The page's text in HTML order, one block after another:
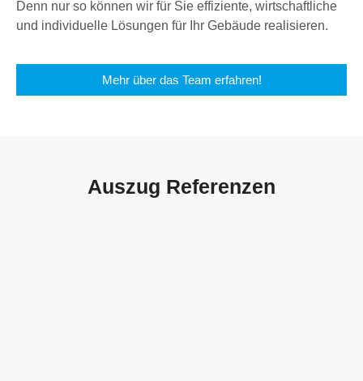
Denn nur so können wir für Sie effiziente, wirtschaftliche
und individuelle Lösungen für Ihr Gebäude realisieren.
Mehr über das Team erfahren!
Auszug Referenzen